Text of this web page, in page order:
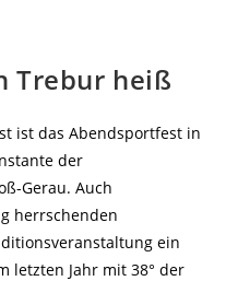
Trebur heiß
ist das Abendsportfest in
der
Gerau. Auch
herrschenden
ein
letzten Jahr mit 38° der